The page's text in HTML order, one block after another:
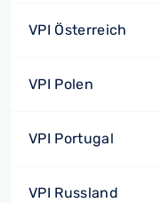
VPI Österreich
VPI Polen
VPI Portugal
VPI Russland